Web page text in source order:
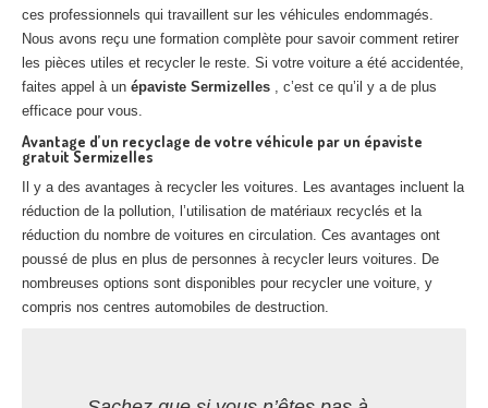
RACHATVÉHICULES
CONTACT
ces professionnels qui travaillent sur les véhicules endommagés.
Nous avons reçu une formation complète pour savoir comment retirer
les pièces utiles et recycler le reste. Si votre voiture a été accidentée,
faites appel à un épaviste Sermizelles , c’est ce qu’il y a de plus
efficace pour vous.
Avantage d’un recyclage de votre véhicule par un épaviste
gratuit Sermizelles
Il y a des avantages à recycler les voitures. Les avantages incluent la
réduction de la pollution, l’utilisation de matériaux recyclés et la
réduction du nombre de voitures en circulation. Ces avantages ont
poussé de plus en plus de personnes à recycler leurs voitures. De
nombreuses options sont disponibles pour recycler une voiture, y
compris nos centres automobiles de destruction.